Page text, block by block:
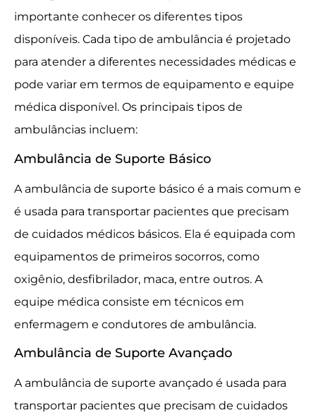
importante conhecer os diferentes tipos
disponíveis. Cada tipo de ambulância é projetado
para atender a diferentes necessidades médicas e
pode variar em termos de equipamento e equipe
médica disponível. Os principais tipos de
ambulâncias incluem:
Ambulância de Suporte Básico
A ambulância de suporte básico é a mais comum e
é usada para transportar pacientes que precisam
de cuidados médicos básicos. Ela é equipada com
equipamentos de primeiros socorros, como
oxigênio, desfibrilador, maca, entre outros. A
equipe médica consiste em técnicos em
enfermagem e condutores de ambulância.
Ambulância de Suporte Avançado
A ambulância de suporte avançado é usada para
transportar pacientes que precisam de cuidados